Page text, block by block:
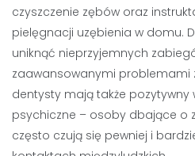
czyszczenie zębów oraz
pielęgnacji uzębienia w domu.
uniknąć nieprzyjemnych
zaawansowanymi problemami
dentysty mają także pozytywny
psychiczne – osoby dbające o
często czują się pewniej i